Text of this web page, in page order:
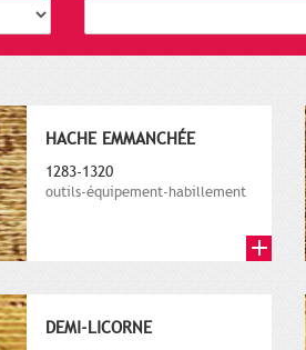
HACHE EMMANCHÉE
1283-1320
outils-équipement-habillement
DEMI-LICORNE